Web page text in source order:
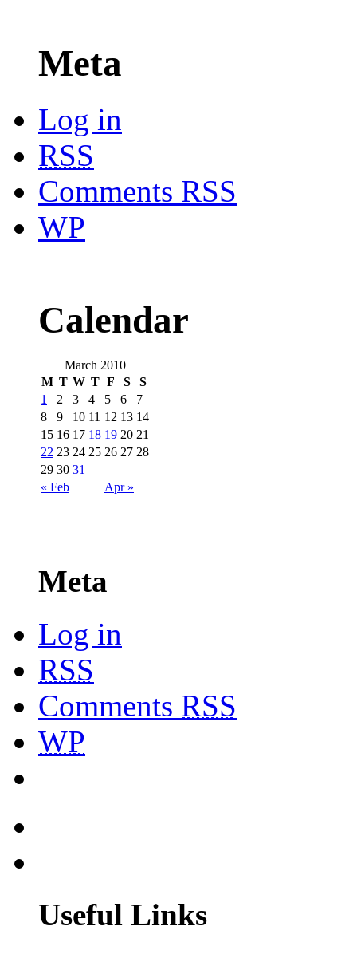
Meta
Log in
RSS
Comments RSS
WP
Calendar
March 2010
M T W T F S S
« Feb Apr »
1 2 3 4 5 6
7
8
9 10 11 12 13 14
15 16 17 18 19 20 21
22 23 24 25 26 27 28
29 30 31
Meta
Log in
RSS
Comments RSS
WP
Useful Links